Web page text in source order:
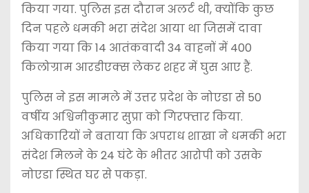
किया गया. पुलिस इस दौरान अलर्ट थी, क्योंकि कुछ
दिन पहले धमकी भरा संदेश आया था जिसमें दावा
किया गया कि 14 आतंकवादी 34 वाहनों में 400
किलोग्राम आरडीएक्स लेकर शहर में घुस आए हैं.
पुलिस ने इस मामले में उत्तर प्रदेश के नोएडा से 50
वर्षीय अश्विनीकुमार सुप्रा को गिरफ्तार किया.
अधिकारियों ने बताया कि अपराध शाखा ने धमकी भरा
संदेश मिलने के 24 घंटे के भीतर आरोपी को उसके
नोएडा स्थित घर से पकड़ा.